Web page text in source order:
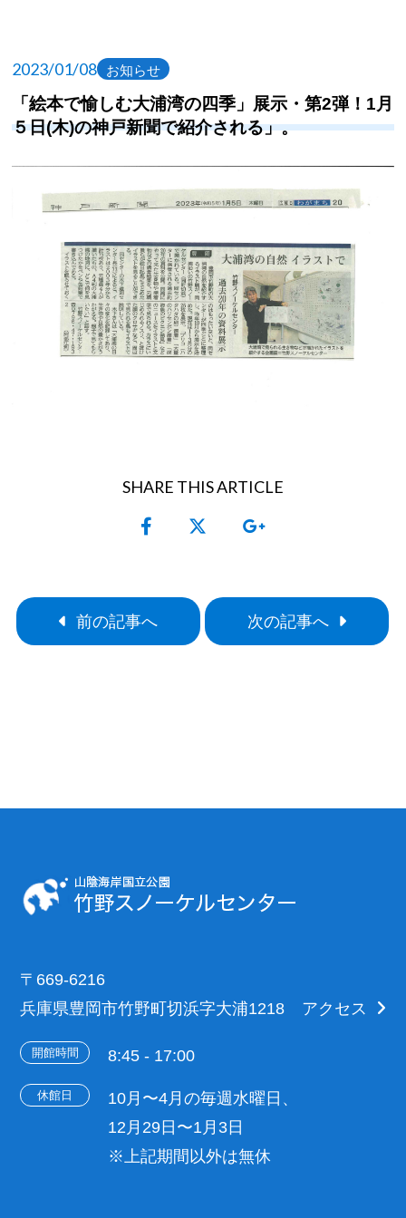
2023/01/08 お知らせ
「絵本で愉しむ大浦湾の四季」展示・第2弾！1月
５日(木)の神戸新聞で紹介される」。
SHARE THIS ARTICLE
前の記事へ 次の記事へ
〒669-6216
兵庫県豊岡市竹野町切浜字大浦1218
アクセス
開館時間 8:45 - 17:00
休館日
10月〜4月の毎週水曜日、
12月29日〜1月3日
※上記期間以外は無休